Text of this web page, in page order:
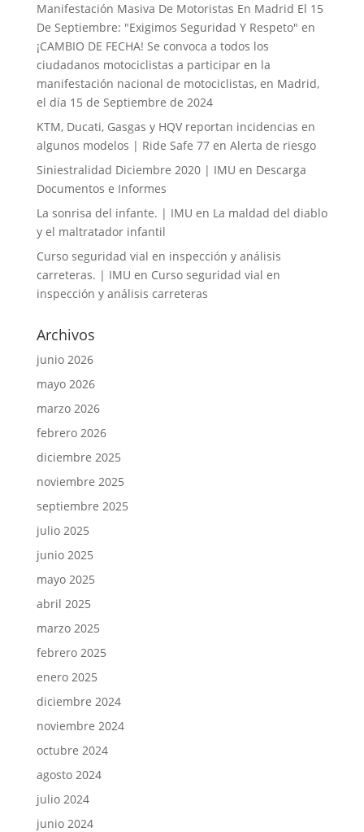
Manifestación Masiva De Motoristas En Madrid El 15
De Septiembre: "Exigimos Seguridad Y Respeto" en
¡CAMBIO DE FECHA! Se convoca a todos los
ciudadanos motociclistas a participar en la
manifestación nacional de motociclistas, en Madrid,
el día 15 de Septiembre de 2024
KTM, Ducati, Gasgas y HQV reportan incidencias en
algunos modelos | Ride Safe 77en Alerta de riesgo
Siniestralidad Diciembre 2020 | IMU en Descarga
Documentos e Informes
La sonrisa del infante. | IMU en La maldad del diablo
y el maltratador infantil
Curso seguridad vial en inspección y análisis
carreteras. | IMU en Curso seguridad vial en
inspección y análisis carreteras
Archivos
junio 2026
mayo 2026
marzo 2026
febrero 2026
diciembre 2025
noviembre 2025
septiembre 2025
julio 2025
junio 2025
mayo 2025
abril 2025
marzo 2025
febrero 2025
enero 2025
diciembre 2024
noviembre 2024
octubre 2024
agosto 2024
julio 2024
junio 2024